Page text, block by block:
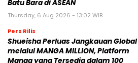
Batu Bara di ASEAN
Thursday, 6 Aug 2026 - 13:02 WIB
Pers Rilis
Shueisha Perluas Jangkauan Global
melalui MANGA MILLION, Platform
Manga yang Tersedia dalam 100